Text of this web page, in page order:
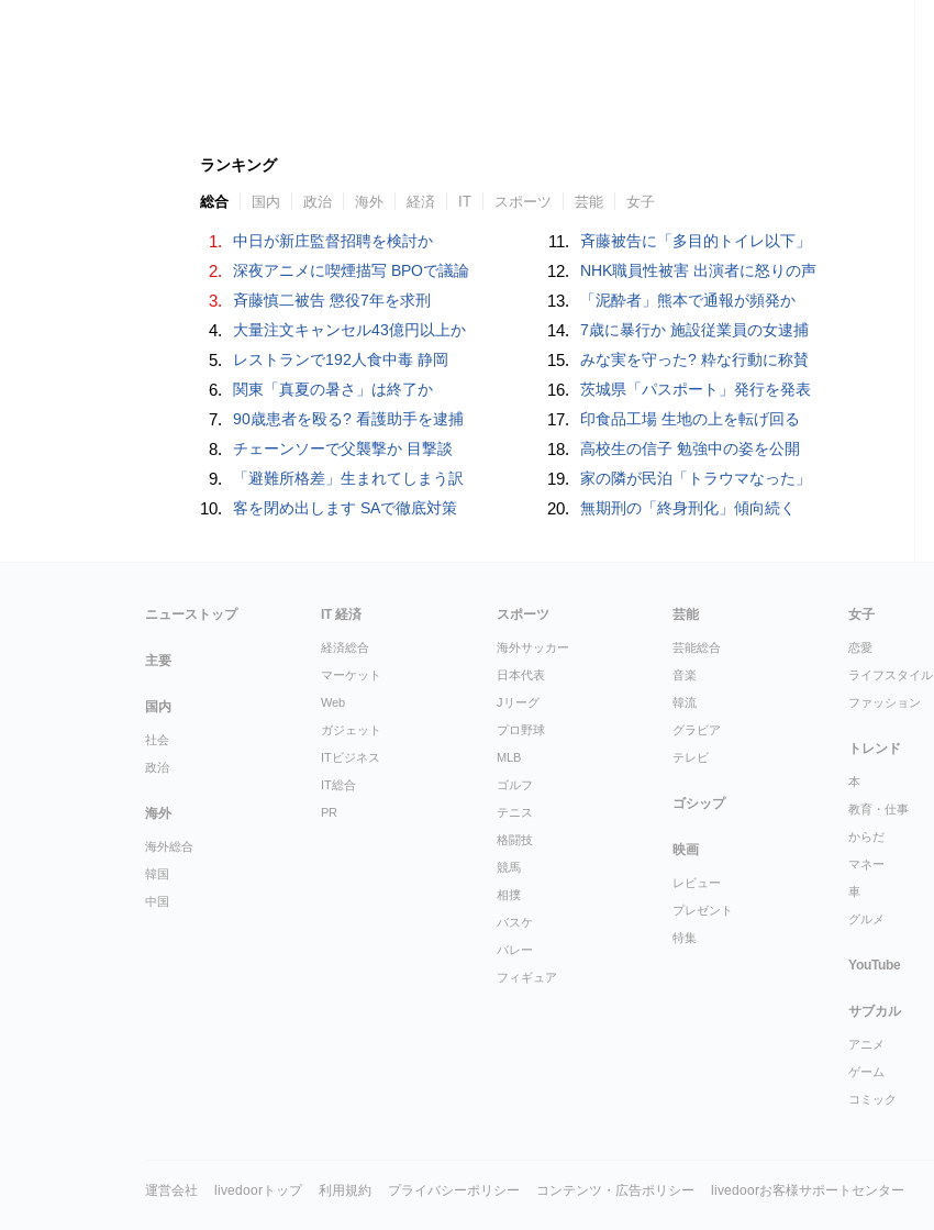
ランキング
総合 国内 政治 海外 経済 IT スポーツ 芸能 女子
1. 中日が新庄監督招聘を検討か
2. 深夜アニメに喫煙描写 BPOで議論
3. 斉藤慎二被告 懲役7年を求刑
4. 大量注文キャンセル43億円以上か
5. レストランで192人食中毒 静岡
6. 関東「真夏の暑さ」は終了か
7. 90歳患者を殴る? 看護助手を逮捕
8. チェーンソーで父襲撃か 目撃談
9. 「避難所格差」生まれてしまう訳
10. 客を閉め出します SAで徹底対策
11. 斉藤被告に「多目的トイレ以下」
12. NHK職員性被害 出演者に怒りの声
13. 「泥酔者」熊本で通報が頻発か
14. 7歳に暴行か 施設従業員の女逮捕
15. みな実を守った? 粋な行動に称賛
16. 茨城県「パスポート」発行を発表
17. 印食品工場 生地の上を転げ回る
18. 高校生の信子 勉強中の姿を公開
19. 家の隣が民泊「トラウマなった」
20. 無期刑の「終身刑化」傾向続く
ニューストップ
主要
国内
社会
政治
海外
海外総合
韓国
中国
IT 経済
経済総合
マーケット
Web
ガジェット
ITビジネス
IT総合
PR
スポーツ
海外サッカー
日本代表
Jリーグ
プロ野球
MLB
ゴルフ
テニス
格闘技
競馬
相撲
バスケ
バレー
フィギュア
芸能
芸能総合
音楽
韓流
グラビア
テレビ
ゴシップ
映画
レビュー
プレゼント
特集
女子
恋愛
ライフスタイル
ファッション
トレンド
本
教育・仕事
からだ
マネー
車
グルメ
YouTube
サブカル
アニメ
ゲーム
コミック
運営会社 livedoorトップ 利用規約 プライバシーポリシー コンテンツ・広告ポリシー livedoorお客様サポートセンター